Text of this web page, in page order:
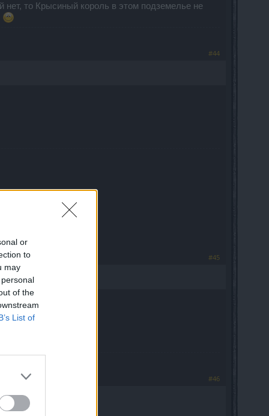
or
to
may
of the
List of
то Крысиный король в этом подземелье не
#44
#45
#46